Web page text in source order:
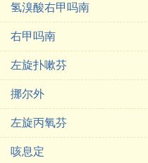
氢溴酸右甲吗南
右甲吗南
左旋扑嗽芬
挪尔外
左旋丙氧芬
咳息定